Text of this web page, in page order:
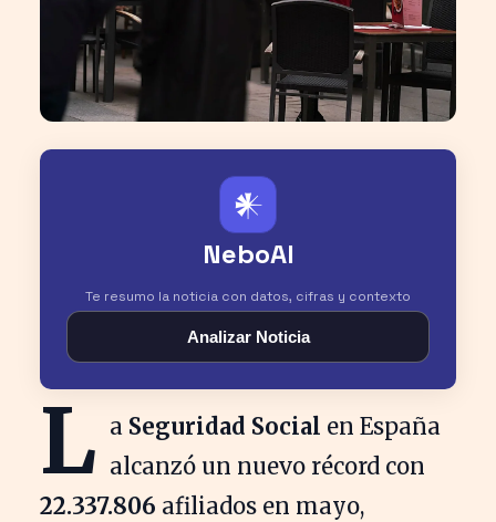
𒀭
NeboAI
Te resumo la noticia con datos, cifras y contexto
Analizar Noticia
L a Seguridad Social en España
alcanzó un nuevo récord con
22.337.806 afiliados en mayo,